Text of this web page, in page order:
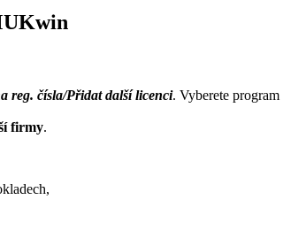
reg. čísla/Přidat další licenci. Vyberete
firmy.